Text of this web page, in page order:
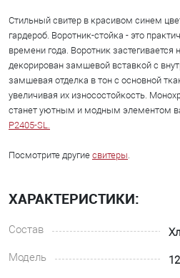
Стильный свитер в красивом синем
гардероб. Воротник-стойка - это
времени года. Воротник застегивается
декорирован замшевой вставкой с
замшевая отделка в тон с основной
увеличивая их износостойкость.
станет уютным и модным элементом
P2405-SL.
Посмотрите другие свитеры.
ХАРАКТЕРИСТИКИ:
Состав
Модель